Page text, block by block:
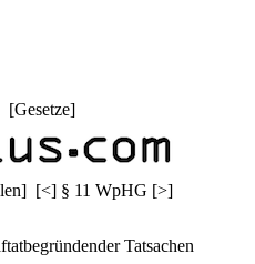
[Gesetze]
] [<] § 11 WpHG [>]
Tatsachen